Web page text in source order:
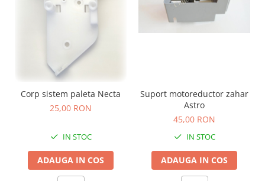
Corp sistem paleta Necta
25,00 RON
IN STOC
ADAUGA IN COS
Suport motoreductor zahar
Astro
45,00 RON
IN STOC
ADAUGA IN COS